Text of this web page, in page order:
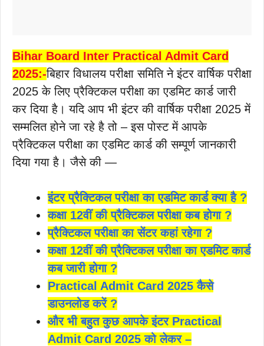
Bihar Board Inter Practical Admit Card
2025:-बिहार विधालय परीक्षा समिति ने इंटर वार्षिक परीक्षा
2025 के लिए प्रैक्टिकल परीक्षा का एडमिट कार्ड जारी
कर दिया है। यदि आप भी इंटर की वार्षिक परीक्षा 2025 में
सम्मलित होने जा रहे है तो – इस पोस्ट में आपके
प्रैक्टिकल परीक्षा का एडमिट कार्ड की सम्पूर्ण जानकारी
दिया गया है। जैसे की —
इंटर प्रैक्टिकल परीक्षा का एडमिट कार्ड क्या है ?
कक्षा 12वीं की प्रैक्टिकल परीक्षा कब होगा ?
प्रैक्टिकल परीक्षा का सेंटर कहां रहेगा ?
कक्षा 12वीं की प्रैक्टिकल परीक्षा का एडमिट कार्ड
कब जारी होगा ?
Practical Admit Card 2025 कैसे
डाउनलोड करें ?
और भी बहुत कुछ आपके इंटर Practical
Admit Card 2025 को लेकर –